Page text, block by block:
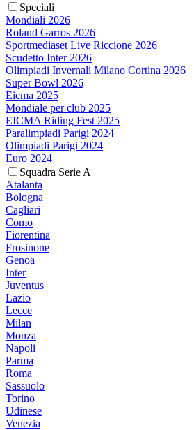
Speciali
Mondiali 2026
Roland Garros 2026
Sportmediaset Live Riccione 2026
Scudetto Inter 2026
Olimpiadi Invernali Milano Cortina 2026
Super Bowl 2026
Eicma 2025
Mondiale per club 2025
EICMA Riding Fest 2025
Paralimpiadi Parigi 2024
Olimpiadi Parigi 2024
Euro 2024
Squadra Serie A
Atalanta
Bologna
Cagliari
Como
Fiorentina
Frosinone
Genoa
Inter
Juventus
Lazio
Lecce
Milan
Monza
Napoli
Parma
Roma
Sassuolo
Torino
Udinese
Venezia